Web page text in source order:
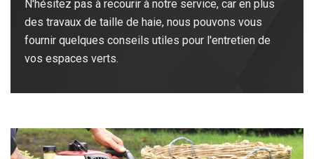
N'hésitez pas à recourir à notre service, car en plus
des travaux de taille de haie, nous pouvons vous
fournir quelques conseils utiles pour l'entretien de
vos espaces verts.